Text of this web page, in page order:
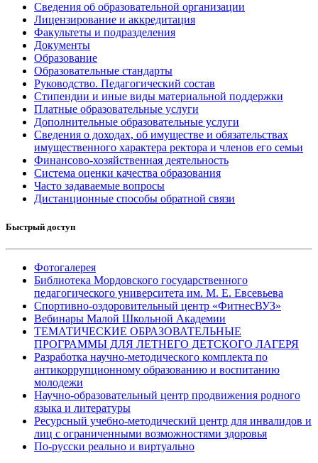
Сведения об образовательной организации
Лицензирование и аккредитация
Факультеты и подразделения
Документы
Образование
Образовательные стандарты
Руководство. Педагогический состав
Стипендии и иные виды материальной поддержки
Платные образовательные услуги
Дополнительные образовательные услуги
Сведения о доходах, об имуществе и обязательствах
имущественного характера ректора и членов его семьи
Финансово-хозяйственная деятельность
Система оценки качества образования
Часто задаваемые вопросы
Дистанционные способы обратной связи
Быстрый доступ
Фотогалерея
Библиотека Мордовского государственного
педагогического университета им. М. Е. Евсевьева
Спортивно-оздоровительный центр «ФитнесВУЗ»
Вебинары Малой Школьной Академии
ТЕМАТИЧЕСКИЕ ОБРАЗОВАТЕЛЬНЫЕ
ПРОГРАММЫ ДЛЯ ЛЕТНЕГО ДЕТСКОГО ЛАГЕРЯ
Разработка научно-методического комплекта по
антикоррупционному образованию и воспитанию
молодежи
Научно-образовательный центр продвижения родного
языка и литературы
Ресурсный учебно-методический центр для инвалидов и
лиц с ограниченными возможностями здоровья
По-русски реально и виртуально